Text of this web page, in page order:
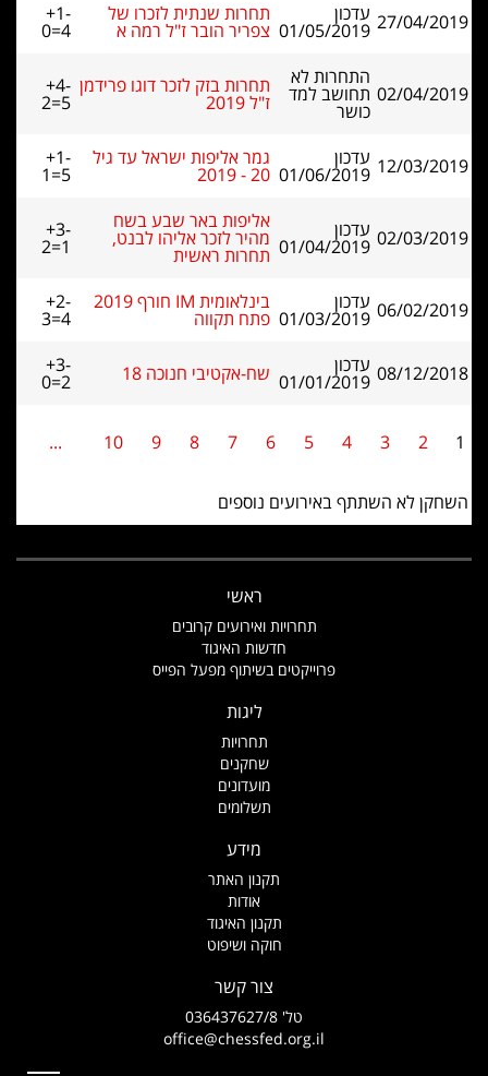
27/04/2019 עדכון
01/05/2019
תחרות שנתית לזכרו של
צפריר הובר ז"ל רמה א
+1-
0=4
02/04/2019
התחרות לא
תחושב למד
כושר
תחרות בזק לזכר דוגו פרידמן
ז"ל 2019
+4-
2=5
12/03/2019 עדכון
01/06/2019
גמר אליפות ישראל עד גיל
20 - 2019
+1-
1=5
02/03/2019 עדכון
01/04/2019
אליפות באר שבע בשח
מהיר לזכר אליהו לבנט,
תחרות ראשית
+3-
2=1
06/02/2019 עדכון
01/03/2019
בינלאומית IM חורף 2019
פתח תקווה
+2-
3=4
08/12/2018 עדכון
01/01/2019 שח-אקטיבי חנוכה 18 +3-
0=2
1
2
3
4
5
6
7
8
9
10
...
השחקן לא השתתף באירועים נוספים
ראשי
תחרויות ואירועים קרובים
חדשות האיגוד
פרוייקטים בשיתוף מפעל הפייס
ליגות
תחרויות
שחקנים
מועדונים
תשלומים
מידע
תקנון האתר
אודות
תקנון האיגוד
חוקה ושיפוט
צור קשר
טל' 036437627/8
office@chessfed.org.il